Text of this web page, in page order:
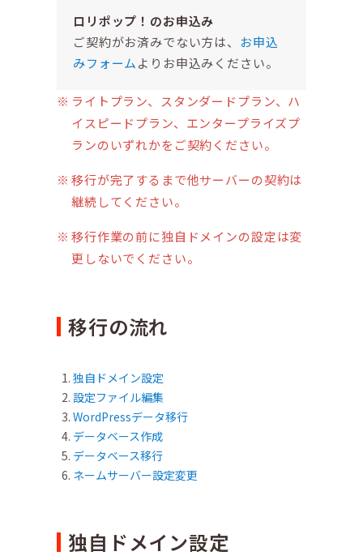
ロリポップ！のお申込み
ご契約がお済みでない方は、 お申込
みフォームよりお申込みください。
ライトプラン、スタンダードプラン、ハ
イスピードプラン、エンタープライズプ
ランのいずれかをご契約ください。
移行が完了するまで他サーバーの契約は
継続してください。
移行作業の前に独自ドメインの設定は変
更しないでください。
移行の流れ
独自ドメイン設定
設定ファイル編集
WordPressデータ移行
データベース作成
データベース移行
ネームサーバー設定変更
独自ドメイン設定